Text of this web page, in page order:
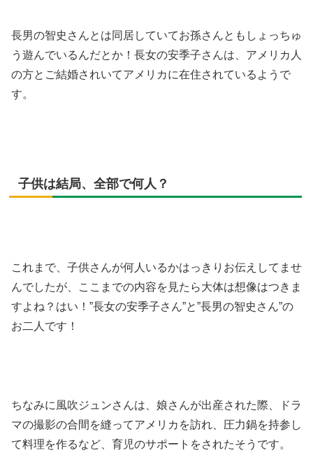
長男の智史さんとは同居していてお孫さんともしょっちゅ
う遊んでいるんだとか！長女の安季子さんは、アメリカ人
の方とご結婚されいてアメリカに在住されているようで
す。
子供は結局、全部で何人？
これまで、子供さんが何人いるかはっきりお伝えしてませ
んでしたが、ここまでの内容を見たら大体は想像はつきま
すよね？はい！”長女の安季子さん”と”長男の智史さん”の
お二人です！
ちなみに風吹ジュンさんは、娘さんが出産された際、ドラ
マの撮影の合間を縫ってアメリカを訪れ、圧力鍋を持参し
て料理を作るなど、育児のサポートをされたそうです。